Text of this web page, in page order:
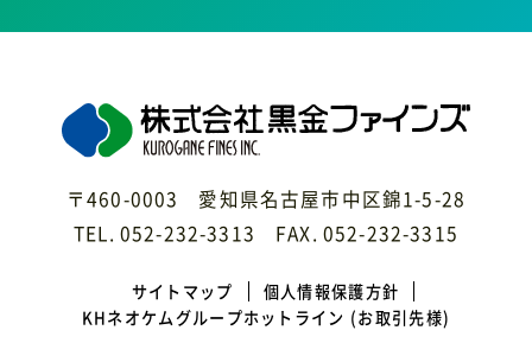
〒460-0003 愛知県名古屋市中区錦1-5-28
TEL. 052-232-3313 FAX. 052-232-3315
サイトマップ
個人情報保護方針
KHネオケムグループホットライン (お取引先様)